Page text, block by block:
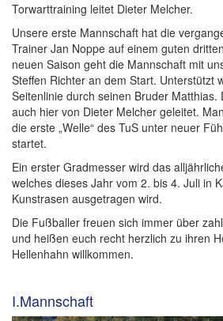
Torwarttraining leitet Dieter Melcher.
Unsere erste Mannschaft hat die
Trainer Jan Noppe auf einem guten
neuen Saison geht die Mannschaft mit
Steffen Richter an dem Start. Unterstützt
Seitenlinie durch seinen Bruder Matthias.
auch hier von Dieter Melcher geleitet.
die erste „Welle“ des TuS unter neuer
startet.
Ein erster Gradmesser wird das
welches dieses Jahr vom 2. bis 4. Juli in
Kunstrasen ausgetragen wird.
Die Fußballer freuen sich immer über
und heißen euch recht herzlich zu ihren
Hellenhahn willkommen.
I.Mannschaft